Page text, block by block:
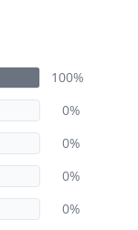
100%
0%
0%
0%
0%